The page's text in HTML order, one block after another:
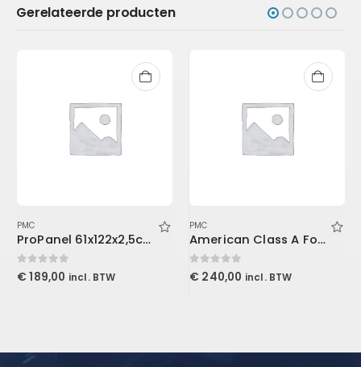
Gerelateerde producten
PMC
ProPanel 61x122x2,5cm, Beveled Edge, Slate
0out of 5
€ 189,00 incl. BTW
PMC
American Class A For Console1
0out of 5
€ 240,00 incl. BTW